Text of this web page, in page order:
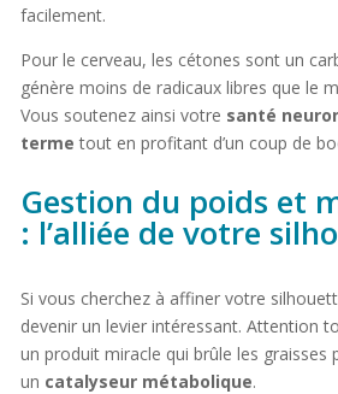
facilement.
Pour le cerveau, les cétones sont un
génère moins de radicaux libres que le
Vous soutenez ainsi votre santé
terme tout en profitant d’un coup de
Gestion du poids et
: l’alliée de votre
Si vous cherchez à affiner votre
devenir un levier intéressant. Attention
un produit miracle qui brûle les graisses
un catalyseur métabolique.